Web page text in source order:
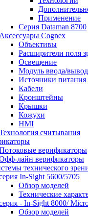
Применение
Серия Dataman 8700
Аксессуары Cognex
Объективы
Расширители поля
Освещение
Модуль ввода/
Источники питания
Кабели
Кронштейны
Крышки
Кожухи
HMI
считывания
верификаторы
лайн верификаторы
технического
In-Sight 5600/5705
Обзор моделей
Технические
- In-Sight 8000/
Обзор моделей